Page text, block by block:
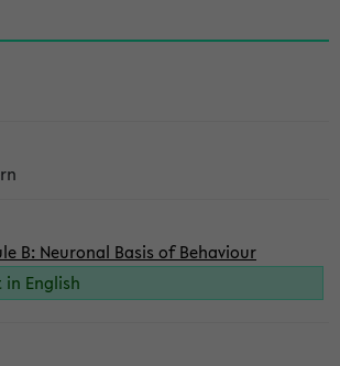
B: Neuronal Basis of Behaviour
English